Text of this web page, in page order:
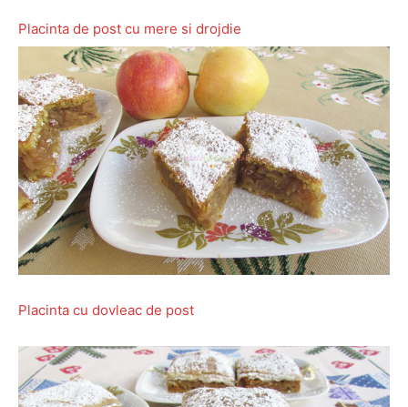
Placinta de post cu mere si drojdie
Placinta cu dovleac de post